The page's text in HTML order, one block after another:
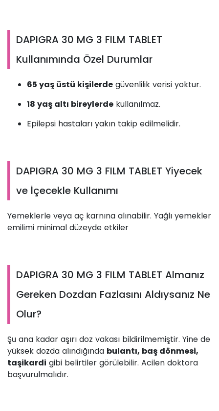
DAPIGRA 30 MG 3 FILM TABLET
Kullanımında Özel Durumlar
65 yaş üstü kişilerde güvenlilik verisi yoktur.
18 yaş altı bireylerde kullanılmaz.
Epilepsi hastaları yakın takip edilmelidir.
DAPIGRA 30 MG 3 FILM TABLET Yiyecek
ve İçecekle Kullanımı
Yemeklerle veya aç karnına alınabilir. Yağlı yemekler
emilimi minimal düzeyde etkiler
DAPIGRA 30 MG 3 FILM TABLET Almanız
Gereken Dozdan Fazlasını Aldıysanız Ne
Olur?
Şu ana kadar aşırı doz vakası bildirilmemiştir. Yine de
yüksek dozda alındığında bulantı, baş dönmesi,
taşikardi gibi belirtiler görülebilir. Acilen doktora
başvurulmalıdır.